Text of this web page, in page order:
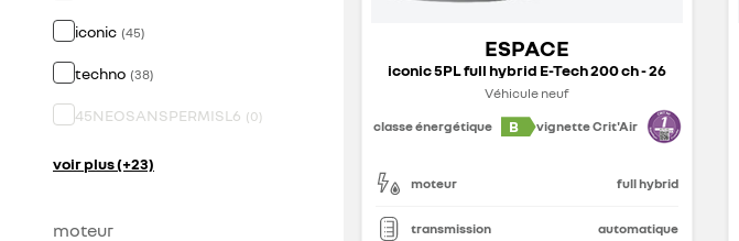
iconic (45)
techno (38)
45NEOSANSPERMISL6 (0)
voir plus (+23)
moteur
ESPACE
iconic 5PL full hybrid E-Tech 200 ch - 26
Véhicule neuf
classe énergétique
B vignette Crit'Air
moteur full hybrid
transmission automatique